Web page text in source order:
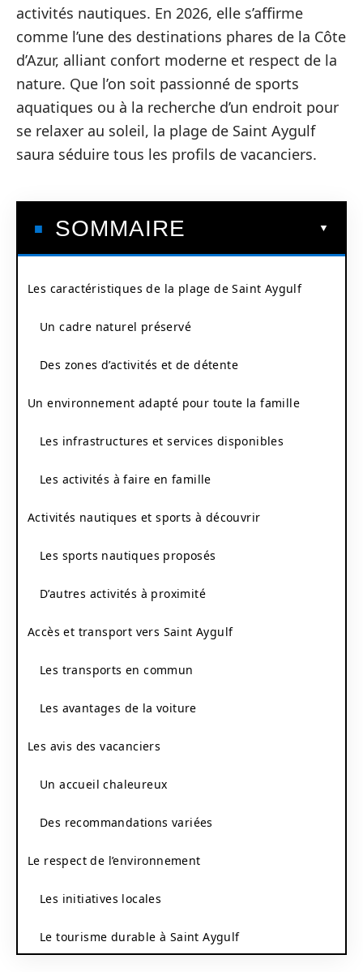
activités nautiques. En 2026, elle s’affirme
comme l’une des destinations phares de la Côte
d’Azur, alliant confort moderne et respect de la
nature. Que l’on soit passionné de sports
aquatiques ou à la recherche d’un endroit pour
se relaxer au soleil, la plage de Saint Aygulf
saura séduire tous les profils de vacanciers.
SOMMAIRE
Les caractéristiques de la plage de Saint Aygulf
Un cadre naturel préservé
Des zones d’activités et de détente
Un environnement adapté pour toute la famille
Les infrastructures et services disponibles
Les activités à faire en famille
Activités nautiques et sports à découvrir
Les sports nautiques proposés
D’autres activités à proximité
Accès et transport vers Saint Aygulf
Les transports en commun
Les avantages de la voiture
Les avis des vacanciers
Un accueil chaleureux
Des recommandations variées
Le respect de l’environnement
Les initiatives locales
Le tourisme durable à Saint Aygulf